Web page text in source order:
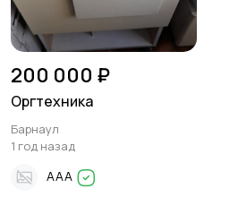
200 000 ₽
Оргтехника
Барнаул
1 год назад
AAA